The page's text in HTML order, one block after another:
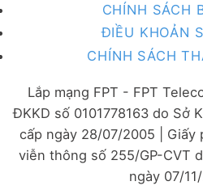
CHÍNH SÁCH
ĐIỀU KHOẢN
CHÍNH SÁCH
Lắp mạng FPT - FPT
ĐKKD số 0101778163 do Sở
cấp ngày 28/07/2005 | Giấy
viễn thông số 255/GP-CVT
ngày 07/